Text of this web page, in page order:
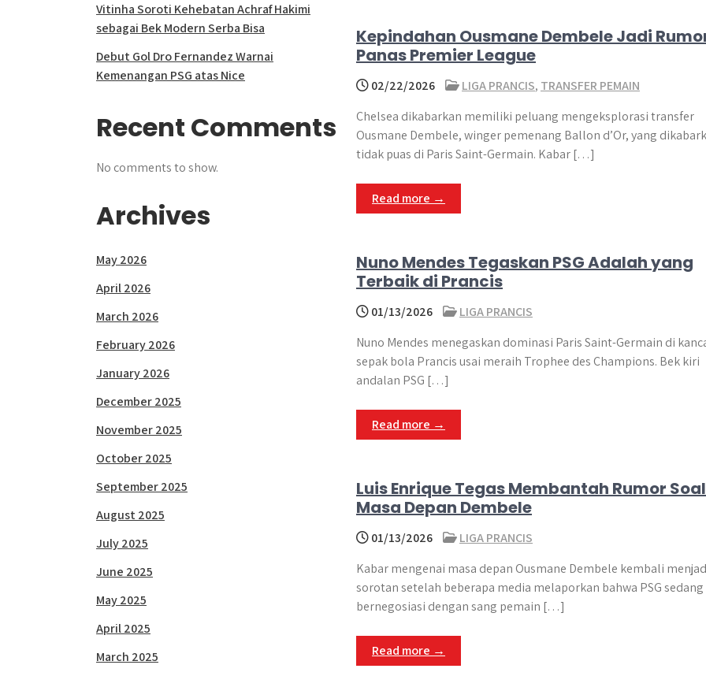
Kepindahan Ousmane Dembele Jadi
Panas Premier League
02/22/2026 LIGA PRANCIS, TRANSFER PEMAIN
Chelsea dikabarkan memiliki peluang mengeksplorasi transfer
Ousmane Dembele, winger pemenang Ballon d’Or, yang
tidak puas di Paris Saint-Germain. Kabar […]
Read more →
Nuno Mendes Tegaskan PSG Adalah yang
Terbaik di Prancis
01/13/2026
LIGA PRANCIS
Nuno Mendes menegaskan dominasi Paris Saint-Germain di
sepak bola Prancis usai meraih Trophee des Champions. Bek kiri
andalan PSG […]
Read more →
Luis Enrique Tegas Membantah Rumor Soal
Masa Depan Dembele
01/13/2026
LIGA PRANCIS
Kabar mengenai masa depan Ousmane Dembele kembali
sorotan setelah beberapa media melaporkan bahwa PSG sedang
bernegosiasi dengan sang pemain […]
Read more →
Vitinha Soroti Kehebatan Achraf Hakimi
sebagai Bek Modern Serba Bisa
Debut Gol Dro Fernandez Warnai
Kemenangan PSG atas Nice
Recent Comments
No comments to show.
Archives
May 2026
April 2026
March 2026
February 2026
January 2026
December 2025
November 2025
October 2025
September 2025
August 2025
July 2025
June 2025
May 2025
April 2025
March 2025